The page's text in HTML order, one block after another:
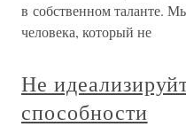
в собственном таланте.
человека, который не
Не
способности